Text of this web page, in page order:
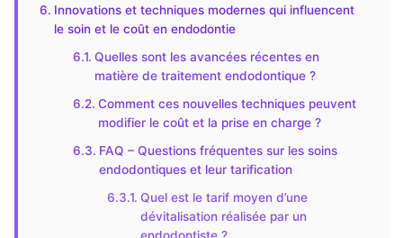
Innovations et techniques modernes qui influencent
le soin et le coût en endodontie
Quelles sont les avancées récentes en
matière de traitement endodontique ?
Comment ces nouvelles techniques peuvent
modifier le coût et la prise en charge ?
FAQ – Questions fréquentes sur les soins
endodontiques et leur tarification
Quel est le tarif moyen d’une
dévitalisation réalisée par un